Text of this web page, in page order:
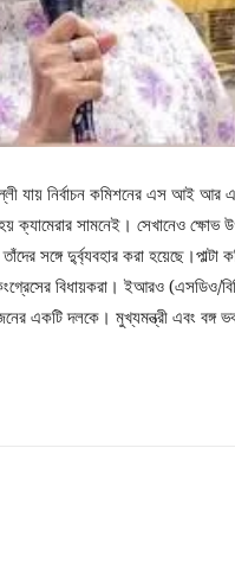
যায় নির্বাচন কমিশনের এস আই আর
ক্যামেরার সামনেই। সেখানেও ক্ষোভ
সঙ্গে দু্র্ব্যবহার করা হয়েছে।পাল্টা
বিধায়করা। ইআরও (এসডিও/
একটি দলকে। মুখ্যমন্ত্রী এবং বঙ্গ